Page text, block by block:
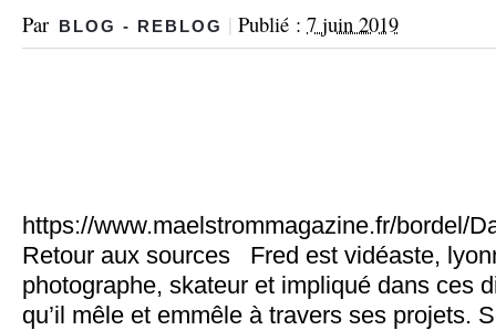
Par BLOG - REBLOG | Publié : 7 juin 2019
https://www.maelstrommagazine.fr/bordel/
Retour aux sources Fred est vidéaste,
photographe, skateur et impliqué dans ces
qu’il mêle et emmêle à travers ses projets.